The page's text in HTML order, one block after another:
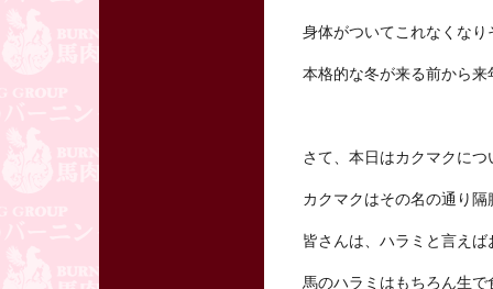
身体がついてこれなくな
本格的な冬が来る前から
さて、本日はカクマクに
カクマクはその名の通り
皆さんは、ハラミと言え
馬のハラミはもちろん生で